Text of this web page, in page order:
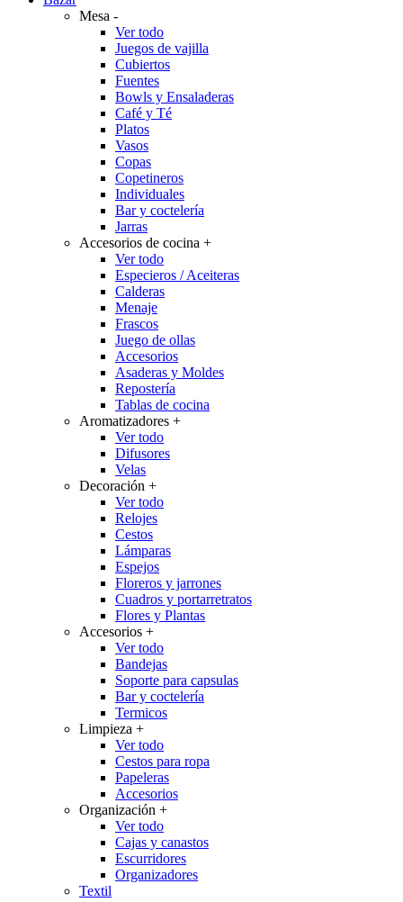
Mesa -
Ver todo
Juegos de vajilla
Cubiertos
Fuentes
Bowls y Ensaladeras
Café y Té
Platos
Vasos
Copas
Copetineros
Individuales
Bar y coctelería
Jarras
Accesorios de cocina +
Ver todo
Especieros / Aceiteras
Calderas
Menaje
Frascos
Juego de ollas
Accesorios
Asaderas y Moldes
Repostería
Tablas de cocina
Aromatizadores +
Ver todo
Difusores
Velas
Decoración +
Ver todo
Relojes
Cestos
Lámparas
Espejos
Floreros y jarrones
Cuadros y portarretratos
Flores y Plantas
Accesorios +
Ver todo
Bandejas
Soporte para capsulas
Bar y coctelería
Termicos
Limpieza +
Ver todo
Cestos para ropa
Papeleras
Accesorios
Organización +
Ver todo
Cajas y canastos
Escurridores
Organizadores
Textil